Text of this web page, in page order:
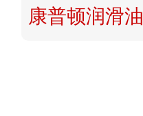
康普顿润滑油